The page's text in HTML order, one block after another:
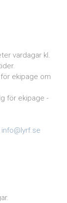
vardagar kl.
ekipage om
för ekipage -
info@lyrf.se